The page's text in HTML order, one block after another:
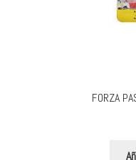
FORZA